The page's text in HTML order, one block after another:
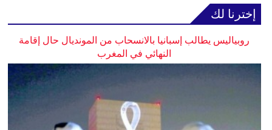
إخترنا لك
روبياليس يطالب إسبانيا بالانسحاب من المونديال حال إقامة
النهائي في المغرب